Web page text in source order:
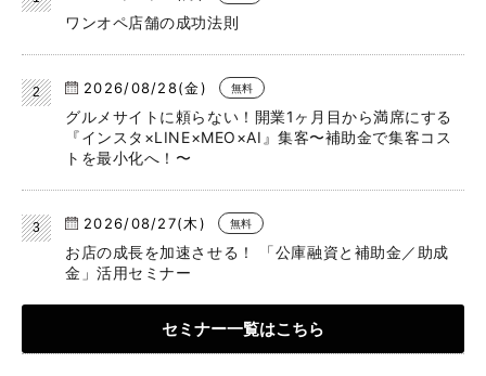
ワンオペ店舗の成功法則
2026/08/28(金) 無料
グルメサイトに頼らない！開業1ヶ月目から満席にする
『インスタ×LINE×MEO×AI』集客〜補助金で集客コス
トを最小化へ！〜
2026/08/27(木) 無料
お店の成長を加速させる！ 「公庫融資と補助金／助成
金」活用セミナー
セミナー一覧はこちら